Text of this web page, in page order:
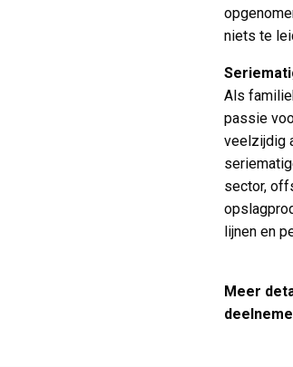
niets te
Als
passie
veelzijdig
sector,
lijnen en
Meer